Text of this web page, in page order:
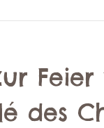
Feier
des